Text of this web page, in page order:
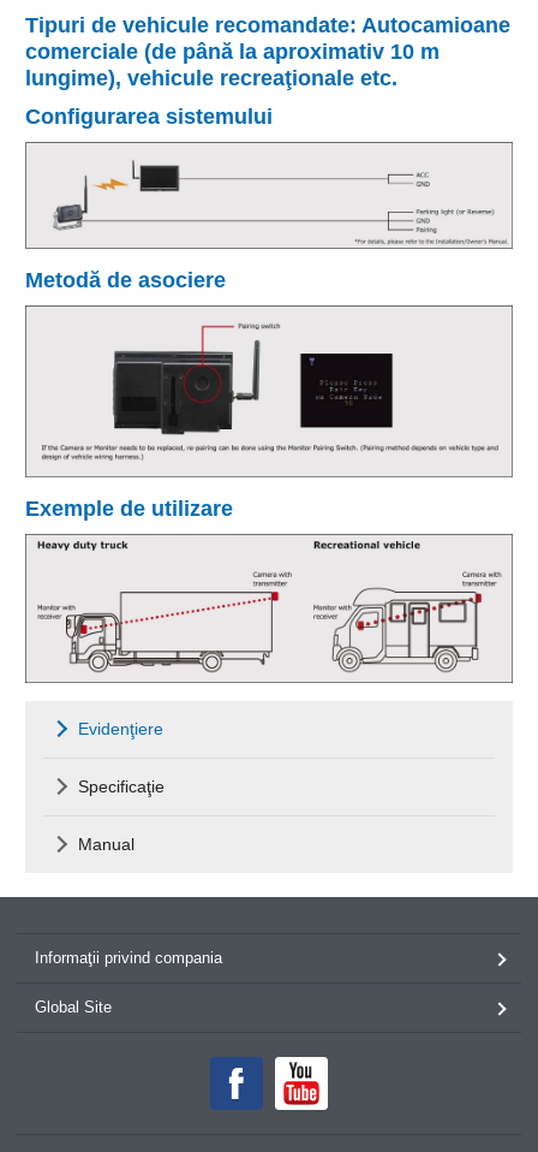
Tipuri de vehicule recomandate: Autocamioane
comerciale (de până la aproximativ 10 m
lungime), vehicule recreaţionale etc.
Configurarea sistemului
Metodă de asociere
Exemple de utilizare
Evidenţiere
Specificaţie
Manual
Informaţii privind compania
Global Site